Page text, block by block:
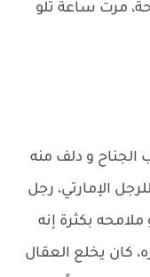
مرت ساعة تلو
الجناح و دلف منه
الإمارتي، رجل
بكثرة إنه
كان يخلع العقال